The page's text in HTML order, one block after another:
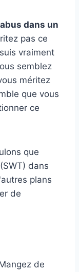
dans un
pas ce
vraiment
semblez
méritez
que vous
ce
que
dans
plans
de
de